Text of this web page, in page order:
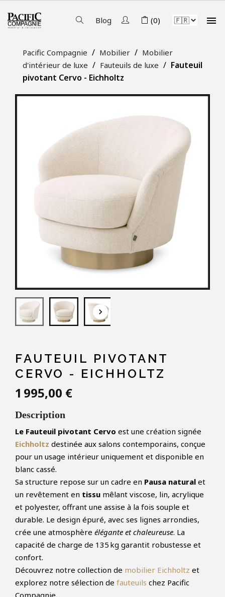
Blog (0) 
Pacific Compagnie Mobilier
Mobilier
d'intérieur de luxe
Fauteuils de luxe
Fauteuil
pivotant Cervo - Eichholtz
keyboard_arrow_down
FAUTEUIL PIVOTANT
CERVO - EICHHOLTZ
1 995,00 €
Description
Le Fauteuil pivotant Cervo est une création signée
Eichholtz destinée aux salons contemporains, conçue
pour un usage intérieur uniquement et disponible en
blanc cassé.
Sa structure repose sur un cadre en Pausa natural et
un revêtement en tissu mêlant viscose, lin, acrylique
et polyester, offrant une assise à la fois souple et
durable. Le design épuré, avec ses lignes arrondies,
crée une atmosphère élégante et chaleureuse. La
capacité de charge de 135 kg garantit robustesse et
confort.
Découvrez notre collection de mobilier Eichholtz et
explorez notre sélection de fauteuils chez Pacific